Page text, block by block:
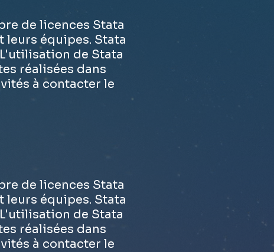
de licences Stata
équipes. Stata
de Stata
réalisées dans
à contacter le
de licences Stata
équipes. Stata
de Stata
réalisées dans
à contacter le